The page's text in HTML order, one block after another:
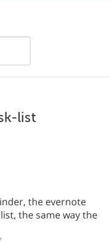
list
the evernote
the same way the